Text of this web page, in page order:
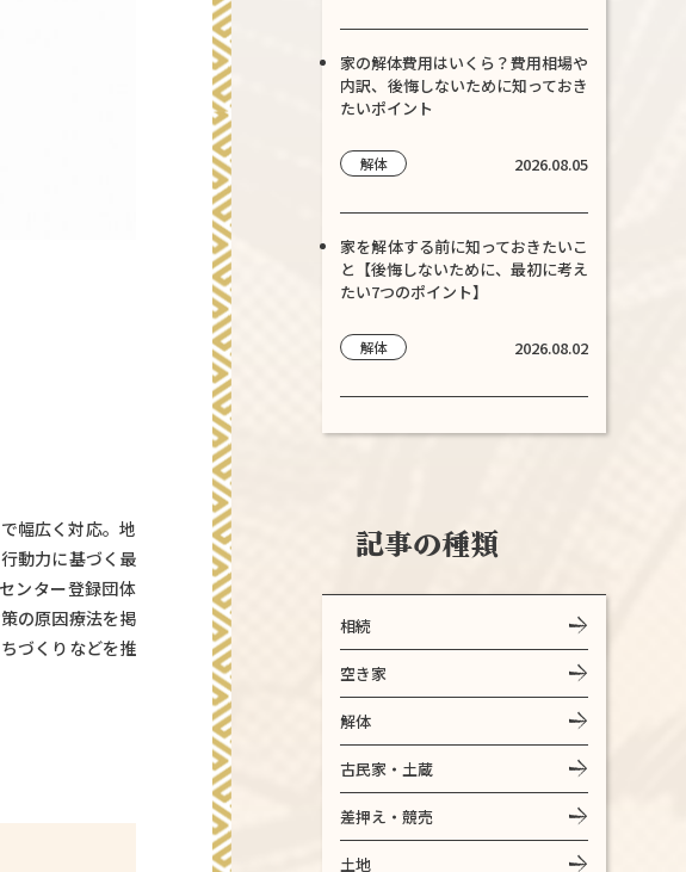
幅広く対応。地
動力に基づく最
ンター登録団体
の原因療法を掲
づくりなどを推
家の解体費用はいくら？費用相場や
内訳、後悔しないために知っておき
たいポイント
解体 2026.08.05
家を解体する前に知っておきたいこ
と【後悔しないために、最初に考え
たい7つのポイント】
解体 2026.08.02
記事の種類
相続
空き家
解体
古民家・土蔵
差押え・競売
土地